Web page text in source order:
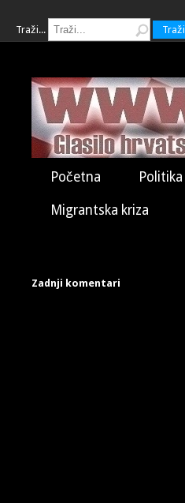
Traži... Traži
Početna Politika
Migrantska kriza
Zadnji komentari